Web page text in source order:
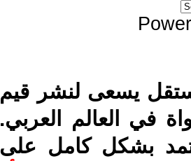
يسعى لنشر قيم
في العالم العربي.
بشكل كامل على